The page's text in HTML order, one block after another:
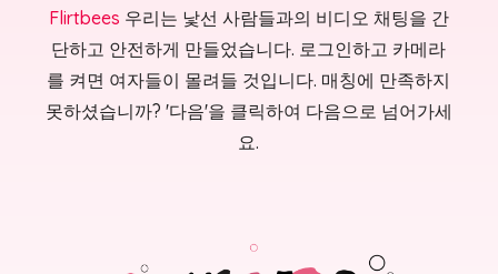
Flirtbees 우리는 낯선 사람들과의 비디오 채팅을 간
단하고 안전하게 만들었습니다. 로그인하고 카메라
를 켜면 여자들이 몰려들 것입니다. 매칭에 만족하지
못하셨습니까? '다음'을 클릭하여 다음으로 넘어가세
요.